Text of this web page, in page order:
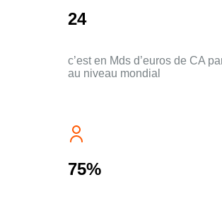
24
c’est en Mds d’euros de CA
au niveau mondial
75%